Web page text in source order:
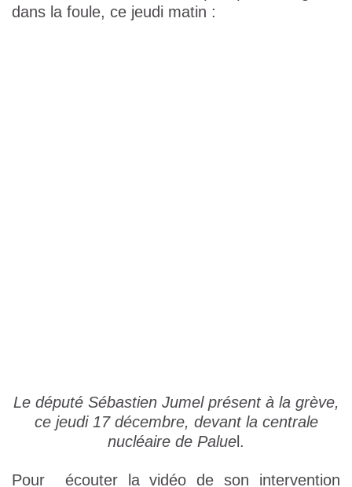
dans la foule, ce jeudi matin :
Le député Sébastien Jumel présent à la grève,
ce jeudi 17 décembre, devant la centrale
nucléaire de Palue l.
Pour écouter la vidéo de son intervention